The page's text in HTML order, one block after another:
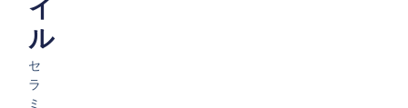
イ
ル
セ
ラ
ミ